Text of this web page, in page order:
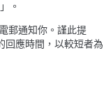
。
郵通知你。謹此提
回應時間，以較短者為